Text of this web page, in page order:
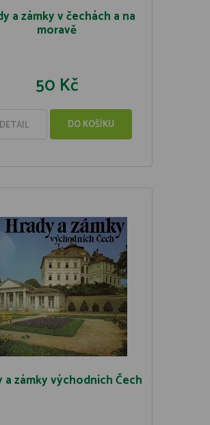
a zámky v čechách a na
moravě
50 Kč
DETAIL DO KOŠÍKU
a zámky východních Čech